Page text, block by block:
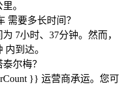
。
需要多长时间？
7小时、37分钟。然而，
到达。
尔梅？
}} 运营商承运。您可